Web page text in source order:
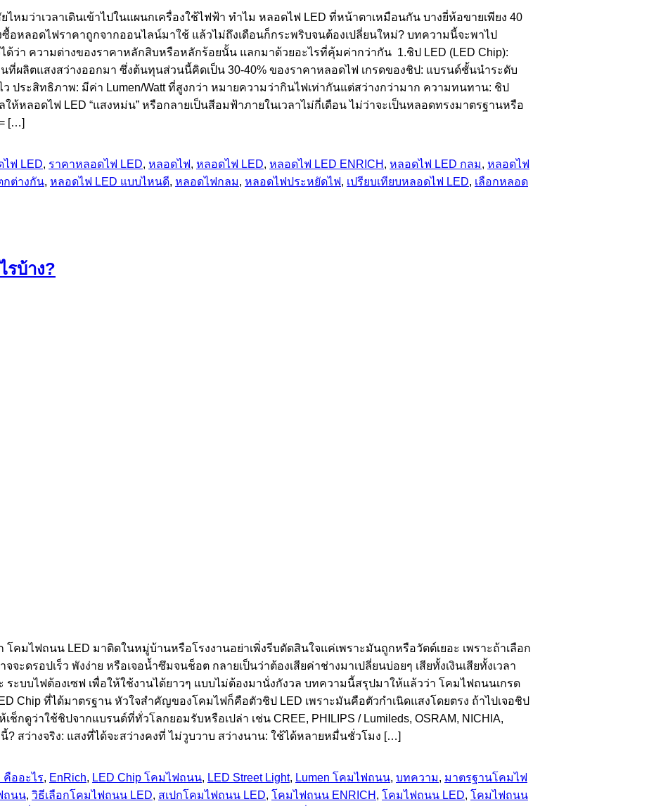
หมว่าเวลาเดินเข้าไปในแผนกเครื่องใช้ไฟฟ้า ทำไม หลอดไฟ LED ที่หน้าตาเหมือนกัน บางยี่ห้อขายเพียง 40
หลอดไฟราคาถูกจากออนไลน์มาใช้ แล้วไม่ถึงเดือนก็กระพริบจนต้องเปลี่ยนใหม่? บทความนี้จะพาไป
ด้ว่า ความต่างของราคาหลักสิบหรือหลักร้อยนั้น แลกมาด้วยอะไรที่คุ้มค่ากว่ากัน 1.ชิป LED (LED Chip):
ผลิตแสงสว่างออกมา ซึ่งต้นทุนส่วนนี้คิดเป็น 30-40% ของราคาหลอดไฟ เกรดของชิป: แบรนด์ชั้นนำระดับ
ประสิทธิภาพ: มีค่า Lumen/Watt ที่สูงกว่า หมายความว่ากินไฟเท่ากันแต่สว่างกว่ามาก ความทนทาน: ชิป
ให้หลอดไฟ LED “แสงหม่น” หรือกลายเป็นสีอมฟ้าภายในเวลาไม่กี่เดือน ไม่ว่าจะเป็นหลอดทรงมาตรฐานหรือ
[…]
ฟ LED, ราคาหลอดไฟ LED, หลอดไฟ, หลอดไฟ LED, หลอดไฟ LED ENRICH , หลอดไฟ LED กลม, หลอดไฟ
กต่างกัน, หลอดไฟ LED แบบไหนดี, หลอดไฟกลม, หลอดไฟประหยัดไฟ, เปรียบเทียบหลอดไฟ LED, เลือกหลอด
รบ้าง?
โคมไฟถนน LED มาติดในหมู่บ้านหรือโรงงานอย่าเพิ่งรีบตัดสินใจแค่เพราะมันถูกหรือวัตต์เยอะ เพราะถ้าเลือก
ะดรอปเร็ว พังง่าย หรือเจอน้ำซึมจนช็อต กลายเป็นว่าต้องเสียค่าช่างมาเปลี่ยนบ่อยๆ เสียทั้งเงินเสียทั้งเวลา
ะบบไฟต้องเซฟ เพื่อให้ใช้งานได้ยาวๆ แบบไม่ต้องมานั่งกังวล บทความนี้สรุปมาให้แล้วว่า โคมไฟถนนเกรด
Chip ที่ได้มาตรฐาน หัวใจสำคัญของโคมไฟก็คือตัวชิป LED เพราะมันคือตัวกำเนิดแสงโดยตรง ถ้าไปเจอชิป
กดูว่าใช้ชิปจากแบรนด์ที่ทั่วโลกยอมรับหรือเปล่า เช่น CREE, PHILIPS / Lumileds, OSRAM, NICHIA,
สว่างจริง: แสงที่ได้จะสว่างคงที่ ไม่วูบวาบ สว่างนาน: ใช้ได้หลายหมื่นชั่วโมง […]
คืออะไร, EnRich, LED Chip โคมไฟถนน, LED Street Light, Lumen โคมไฟถนน, บทความ, มาตรฐานโคมไฟ
ถนน, วิธีเลือกโคมไฟถนน LED, สเปกโคมไฟถนน LED, โคมไฟถนน ENRICH , โคมไฟถนน LED, โคมไฟถนน